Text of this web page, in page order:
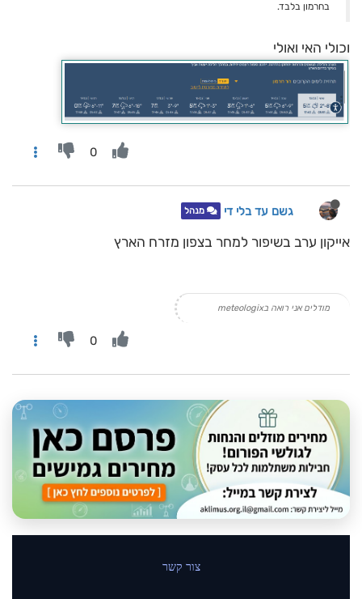
בחרמון בלבד.
וכולי האי ואולי
0
גשם עד בלי די מנהל
אייקון ערב בשיפור למחר בצפון מזרח הארץ
מודלים אני רואה בmeteologix
0
צור קשר